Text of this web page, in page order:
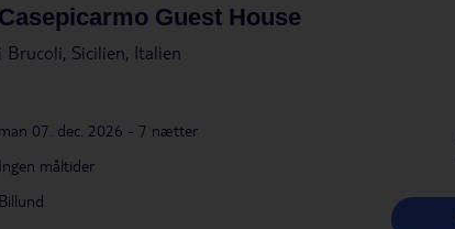
Casepicarmo Guest House
Brucoli, Sicilien, Italien
man 07. dec. 2026 - 7 nætter
Ingen måltider
Billund